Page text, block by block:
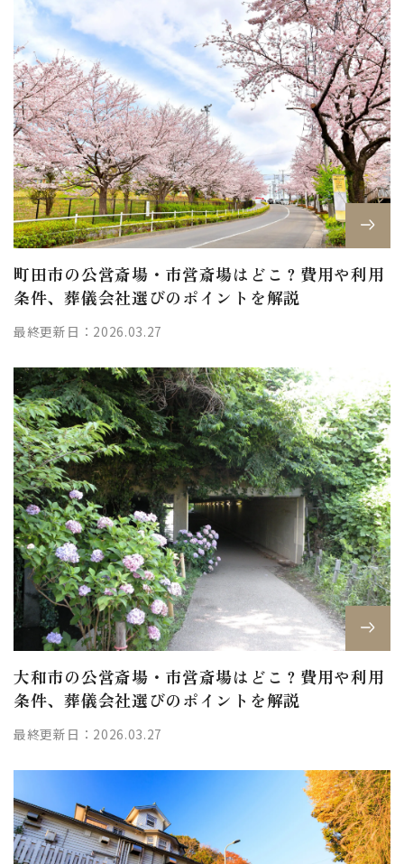
町田市の公営斎場・市営斎場はどこ？費用や利用
条件、葬儀会社選びのポイントを解説
最終更新日：2026.03.27
大和市の公営斎場・市営斎場はどこ？費用や利用
条件、葬儀会社選びのポイントを解説
最終更新日：2026.03.27